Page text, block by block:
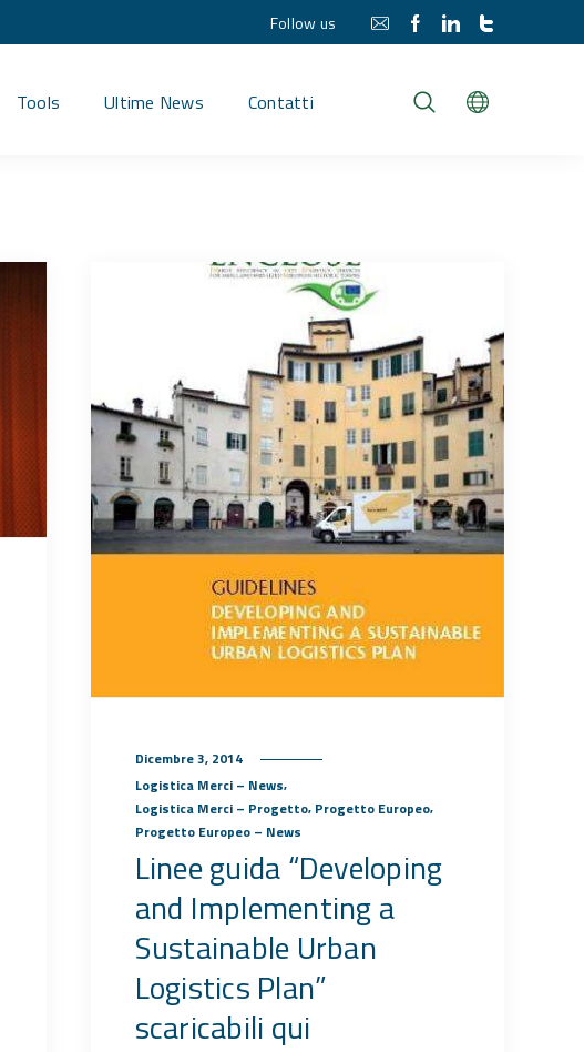
Follow us
Tools Ultime News Contatti
Dicembre 3, 2014
Logistica Merci – News,
Logistica Merci – Progetto, Progetto Europeo,
Progetto Europeo – News
Linee guida “Developing
and Implementing a
Sustainable Urban
Logistics Plan”
scaricabili qui